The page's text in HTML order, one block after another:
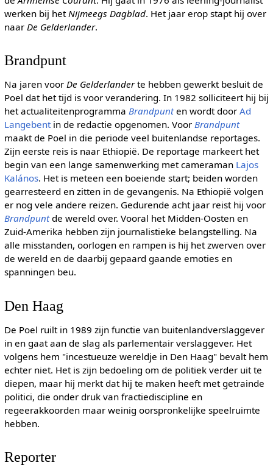
werken bij het Nijmeegs Dagblad. Het jaar erop stapt hij over
naar De Gelderlander.
Brandpunt
Na jaren voor De Gelderlanderte hebben gewerkt besluit de
Poel dat het tijd is voor verandering. In 1982 solliciteert hij bij
het actualiteitenprogramma Brandpunten wordt door Ad
Langebentin de redactie opgenomen. Voor Brandpunt
maakt de Poel in die periode veel buitenlandse reportages.
Zijn eerste reis is naar Ethiopië. De reportage markeert het
begin van een lange samenwerking met cameraman Lajos
Kalános. Het is meteen een boeiende start; beiden worden
gearresteerd en zitten in de gevangenis. Na Ethiopië volgen
er nog vele andere reizen. Gedurende acht jaar reist hij voor
Brandpuntde wereld over. Vooral het Midden-Oosten en
Zuid-Amerika hebben zijn journalistieke belangstelling. Na
alle misstanden, oorlogen en rampen is hij het zwerven over
de wereld en de daarbij gepaard gaande emoties en
spanningen beu.
Den Haag
De Poel ruilt in 1989 zijn functie van buitenlandverslaggever
in en gaat aan de slag als parlementair verslaggever. Het
volgens hem "incestueuze wereldje in Den Haag" bevalt hem
echter niet. Het is zijn bedoeling om de politiek verder uit te
diepen, maar hij merkt dat hij te maken heeft met getrainde
politici, die onder druk van fractiediscipline en
regeerakkoorden maar weinig oorspronkelijke speelruimte
hebben.
Reporter